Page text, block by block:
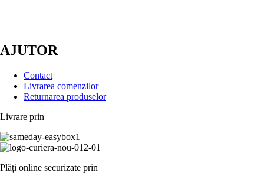
AJUTOR
Contact
Livrarea comenzilor
Returnarea produselor
Livrare prin
Plăți online securizate prin